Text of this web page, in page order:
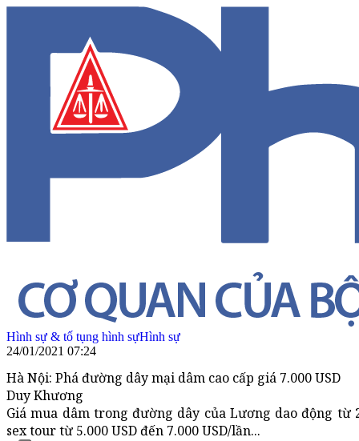
Hình sự & tố tụng hình sựHình sự
24/01/2021 07:24
Hà Nội: Phá đường dây mại dâm cao cấp giá 7.000 USD
Duy Khương
Giá mua dâm trong đường dây của Lương dao động từ
sex tour từ 5.000 USD đến 7.000 USD/lần...